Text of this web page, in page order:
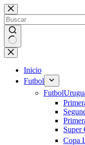
Saltar
al
contenido
Sin
resultados
Inicio
Futbol
Futbol
Super
Copa